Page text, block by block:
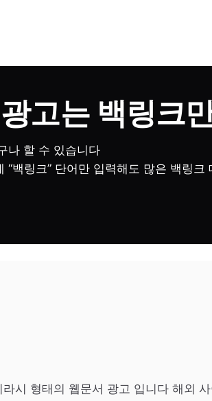
고는 백링크
나 할 수 있습니다
“백링크” 단어만 입력해도 많은 백링
라시 형태의 웹문서 광고 입니다 해외